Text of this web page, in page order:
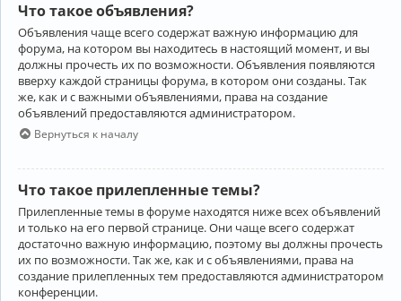
Что такое объявления?
Объявления чаще всего содержат важную информацию для
форума, на котором вы находитесь в настоящий момент, и вы
должны прочесть их по возможности. Объявления появляются
вверху каждой страницы форума, в котором они созданы. Так
же, как и с важными объявлениями, права на создание
объявлений предоставляются администратором.
Вернуться к началу
Что такое прилепленные темы?
Прилепленные темы в форуме находятся ниже всех объявлений
и только на его первой странице. Они чаще всего содержат
достаточно важную информацию, поэтому вы должны прочесть
их по возможности. Так же, как и с объявлениями, права на
создание прилепленных тем предоставляются администратором
конференции.